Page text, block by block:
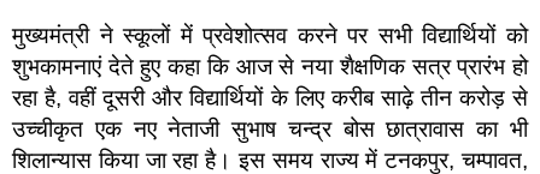
मुख्यमंत्री ने स्कूलों में प्रवेशोत्सव करने पर सभी विद्यार्थियों को
शुभकामनाएं देते हुए कहा कि आज से नया शैक्षणिक सत्र प्रारंभ हो
रहा है, वहीं दूसरी और विद्यार्थियों के लिए करीब साढ़े तीन करोड़ से
उच्चीकृत एक नए नेताजी सुभाष चन्द्र बोस छात्रावास का भी
शिलान्यास किया जा रहा है। इस समय राज्य में टनकपुर, चम्पावत,